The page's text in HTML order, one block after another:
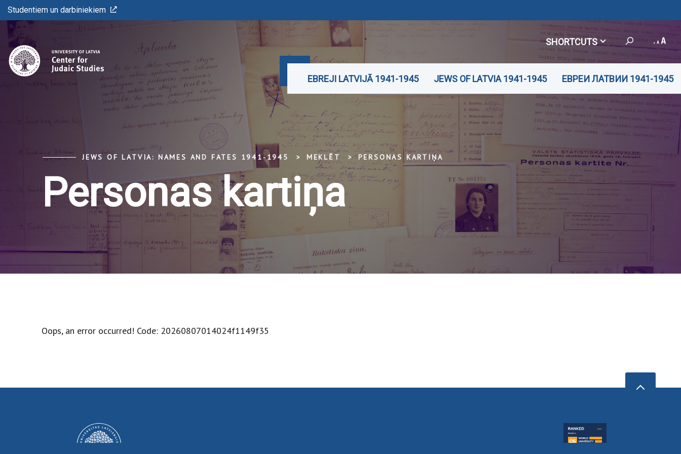
Studentiem un darbiniekiem
SHORTCUTS
EBREJI LATVIJĀ 1941-1945 JEWS OF LATVIA 1941-1945 ЕВРЕИ ЛАТВИИ 1941-1945
JEWS OF LATVIA: NAMES AND FATES 1941-1945 MEKLĒT PERSONAS KARTIŅA
Personas kartiņa
Oops, an error occurred! Code: 20260807014024f1149f35